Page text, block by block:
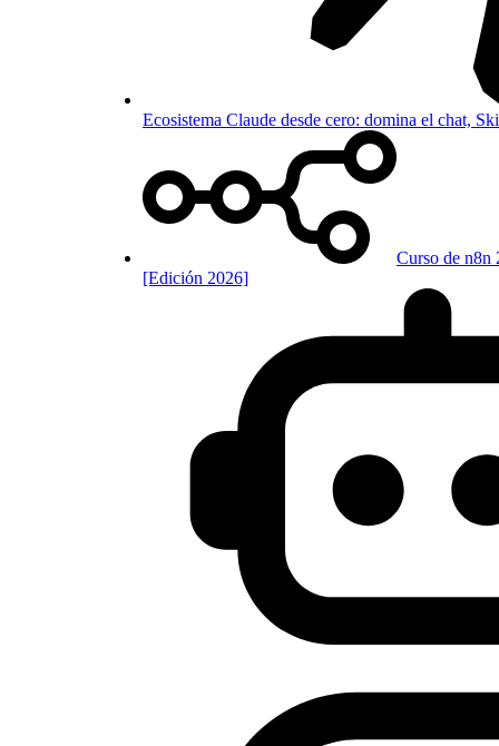
Ecosistema Claude desde cero: domina el chat,
Curso de n8n
[Edición 2026]